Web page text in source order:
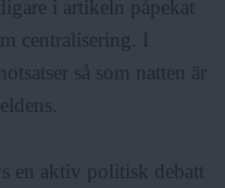
i artikeln påpekat
centralisering. I
så som natten är
en aktiv politisk debatt